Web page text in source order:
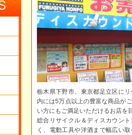
栃木県下野市、東京都足立区に
内には5万点以上の豊富な商品が
い方にもご満足いただけるお店を
総合リサイクル＆ディスカウン
く、電動工具や洋酒まで幅広い